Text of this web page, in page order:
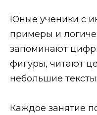
Юные ученики с
примеры и
запоминают
фигуры, читают
небольшие тексты
Каждое занятие